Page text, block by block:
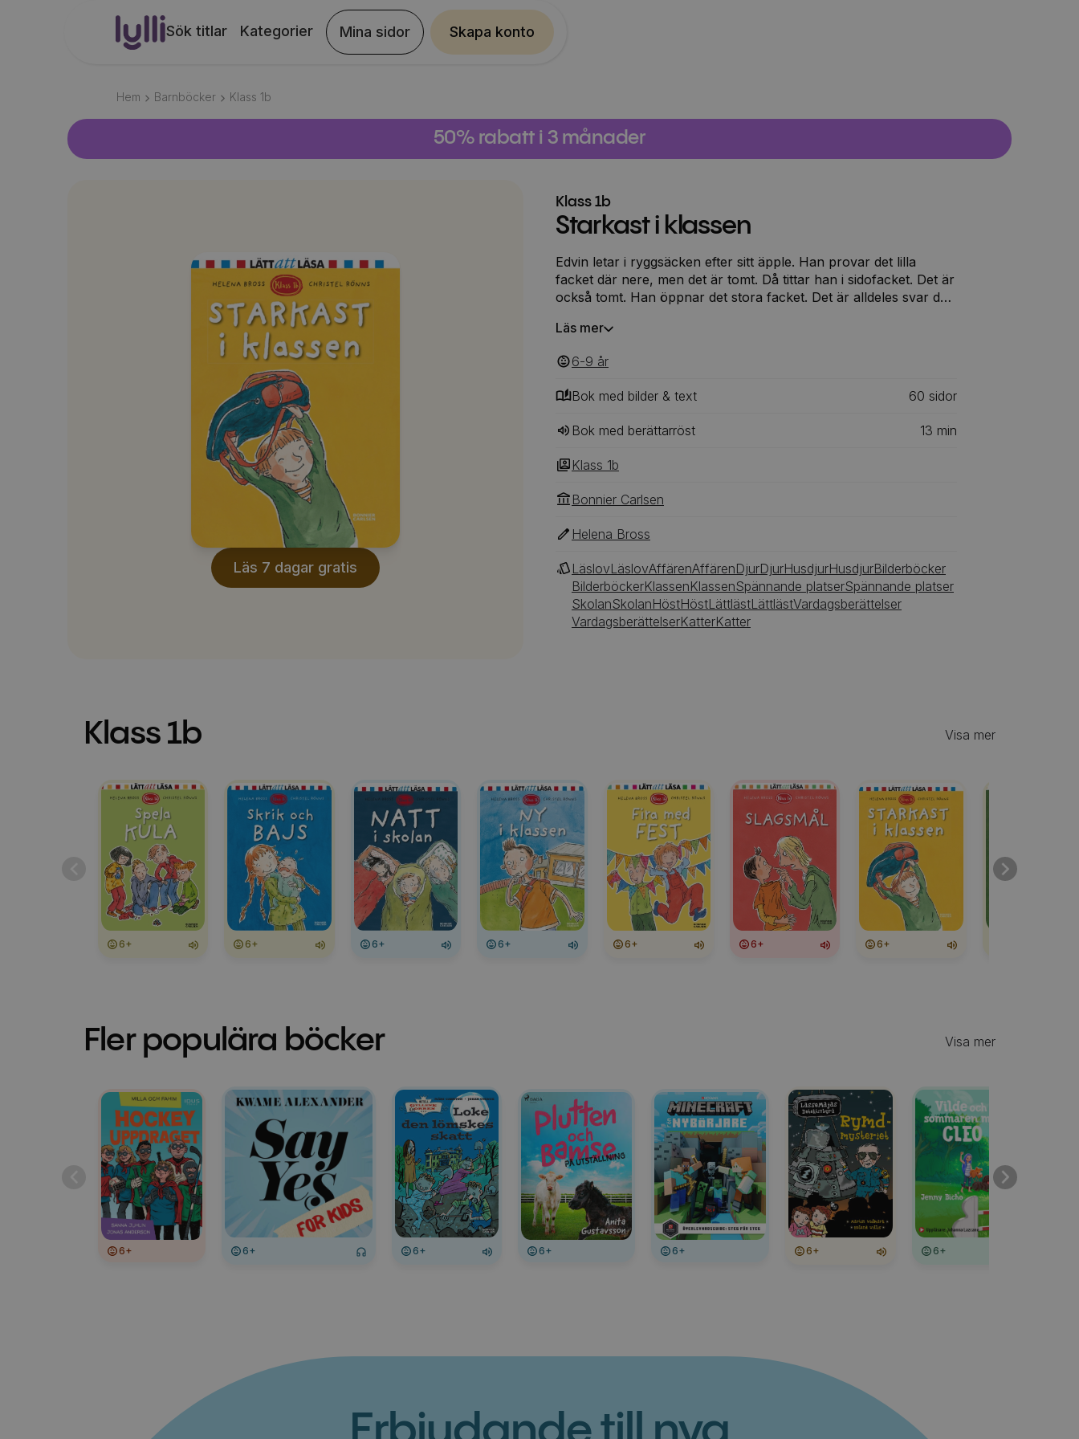
Sök titlar Kategorier Mina sidor Skapa konto
Hem Barnböcker Klass 1b
50% rabatt i 3 månader
Läs 7 dagar gratis
Klass 1b
Starkast i klassen
Edvin letar i ryggsäcken efter sitt äpple. Han provar det lilla
facket där nere, men det är tomt. Då tittar han i sidofacket. Det är
också tomt. Han öppnar det stora facket. Det är alldeles svar där
Läs mer
6-9 ‎‎ år
Bok med bilder & text 60 ‎‎ sidor
Bok med berättarröst 13 min
Klass 1b
Bonnier Carlsen
Helena Bross
LäslovLäslovAffärenAffärenDjurDjurHusdjurHusdjurBilderböcker
BilderböckerKlassenKlassenSpännande platserSpännande platser
SkolanSkolanHöstHöstLättlästLättlästVardagsberättelser
VardagsberättelserKatterKatter
Klass 1b Visa mer
6+ 6+ 6+ 6+ 6+ 6+ 6+
Fler populära böcker Visa mer
6+ 6+ 6+ 6+ 6+ 6+ 6+